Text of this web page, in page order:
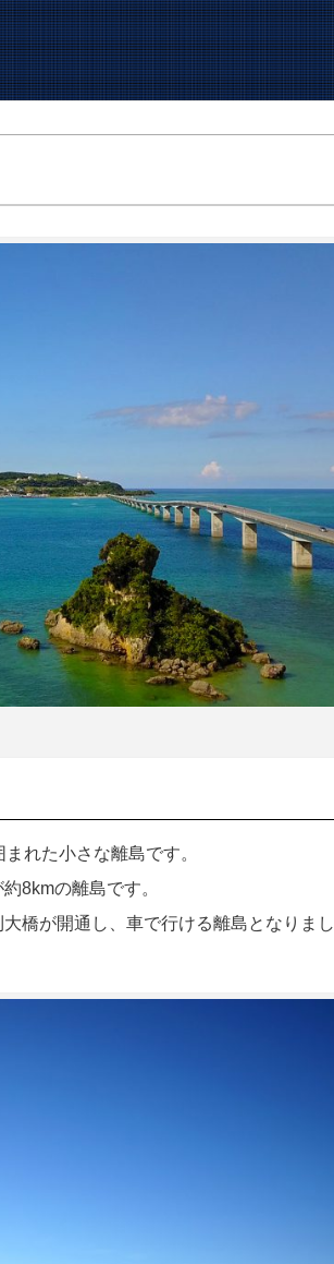
れた小さな離島です。
8kmの離島です。
橋が開通し、車で行ける離島となりまし